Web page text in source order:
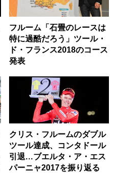
フルーム「石畳のレースは
特に過酷だろう」ツール・
ド・フランス2018のコース
発表
クリス・フルームのダブル
ツール達成、コンタドール
引退…ブエルタ・ア・エス
パーニャ2017を振り返る